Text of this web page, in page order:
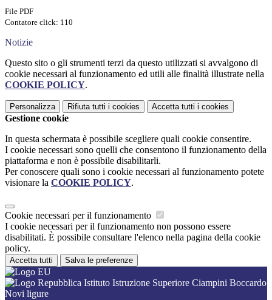
File PDF
Contatore click: 110
Notizie
Questo sito o gli strumenti terzi da questo utilizzati si avvalgono di
cookie necessari al funzionamento ed utili alle finalità illustrate nella
COOKIE POLICY.
Personalizza Rifiuta tutti i cookies Accetta tutti i cookies
Gestione cookie
In questa schermata è possibile scegliere quali cookie consentire.
I cookie necessari sono quelli che consentono il funzionamento della
piattaforma e non è possibile disabilitarli.
Per conoscere quali sono i cookie necessari al funzionamento potete
visionare la COOKIE POLICY.
Cookie necessari per il funzionamento
I cookie necessari per il funzionamento non possono essere
disabilitati. È possibile consultare l'elenco nella pagina della cookie
policy.
Accetta tutti Salva le preferenze
Istituto Istruzione Superiore Ciampini Boccardo
Novi ligure